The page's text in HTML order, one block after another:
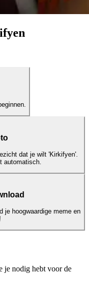
dat je wilt 'Kirkifyen'.
automatisch.
je hoogwaardige meme en
je nodig hebt voor de